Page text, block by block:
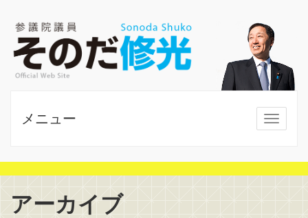
MENU
メニュー
アーカイブ